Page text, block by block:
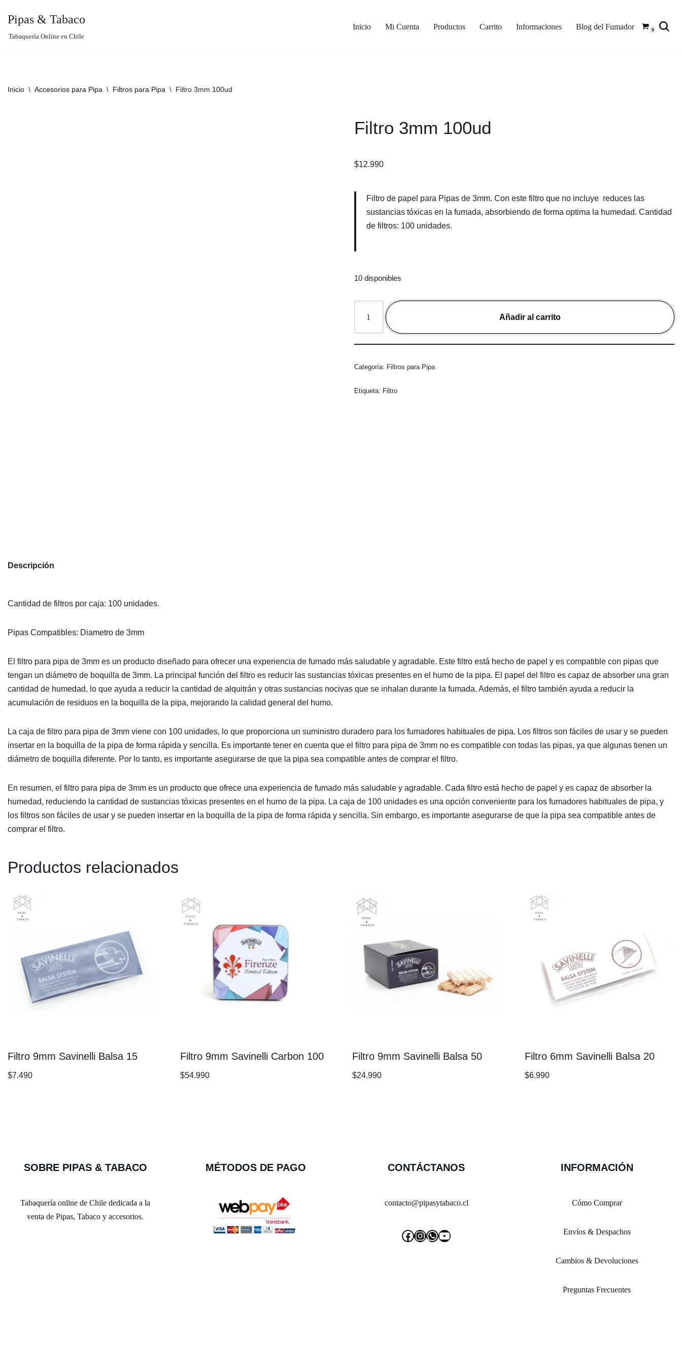
Saltar
Pipas & Tabaco
Tabaquería Online en Chile
Inicio Mi Cuenta Productos Carrito Informaciones Blog del Fumador 0
Inicio \ Accesorios para Pipa \ Filtros para Pipa \ Filtro 3mm 100ud
Filtro 3mm 100ud
$12.990
Filtro de papel para Pipas de 3mm. Con este filtro que no incluye reduces las
sustancias tóxicas en la fumada, absorbiendo de forma optima la humedad. Cantidad
de filtros: 100 unidades.
10 disponibles
Añadir al carrito
Categoría: Filtros para Pipa
Etiqueta: Filtro
Descripción
Cantidad de filtros por caja: 100 unidades.
Pipas Compatibles: Diametro de 3mm
El filtro para pipa de 3mm es un producto diseñado para ofrecer una experiencia de fumado más saludable y agradable. Este filtro está hecho de papel y es compatible con pipas que
tengan un diámetro de boquilla de 3mm. La principal función del filtro es reducir las sustancias tóxicas presentes en el humo de la pipa. El papel del filtro es capaz de absorber una gran
cantidad de humedad, lo que ayuda a reducir la cantidad de alquitrán y otras sustancias nocivas que se inhalan durante la fumada. Además, el filtro también ayuda a reducir la
acumulación de residuos en la boquilla de la pipa, mejorando la calidad general del humo.
La caja de filtro para pipa de 3mm viene con 100 unidades, lo que proporciona un suministro duradero para los fumadores habituales de pipa. Los filtros son fáciles de usar y se pueden
insertar en la boquilla de la pipa de forma rápida y sencilla. Es importante tener en cuenta que el filtro para pipa de 3mm no es compatible con todas las pipas, ya que algunas tienen un
diámetro de boquilla diferente. Por lo tanto, es importante asegurarse de que la pipa sea compatible antes de comprar el filtro.
En resumen, el filtro para pipa de 3mm es un producto que ofrece una experiencia de fumado más saludable y agradable. Cada filtro está hecho de papel y es capaz de absorber la
humedad, reduciendo la cantidad de sustancias tóxicas presentes en el humo de la pipa. La caja de 100 unidades es una opción conveniente para los fumadores habituales de pipa, y
los filtros son fáciles de usar y se pueden insertar en la boquilla de la pipa de forma rápida y sencilla. Sin embargo, es importante asegurarse de que la pipa sea compatible antes de
comprar el filtro.
Productos relacionados
Filtro 9mm Savinelli Balsa 15
$7.490
Filtro 9mm Savinelli Carbon 100
$54.990
Filtro 9mm Savinelli Balsa 50
$24.990
Filtro 6mm Savinelli Balsa 20
$6.990
SOBRE PIPAS & TABACO
Tabaquería online de Chile dedicada a la
venta de Pipas, Tabaco y accesorios.
MÉTODOS DE PAGO CONTÁCTANOS
contacto@pipasytabaco.cl
INFORMACIÓN
Cómo Comprar
Envíos & Despachos
Cambios & Devoluciones
Preguntas Frecuentes